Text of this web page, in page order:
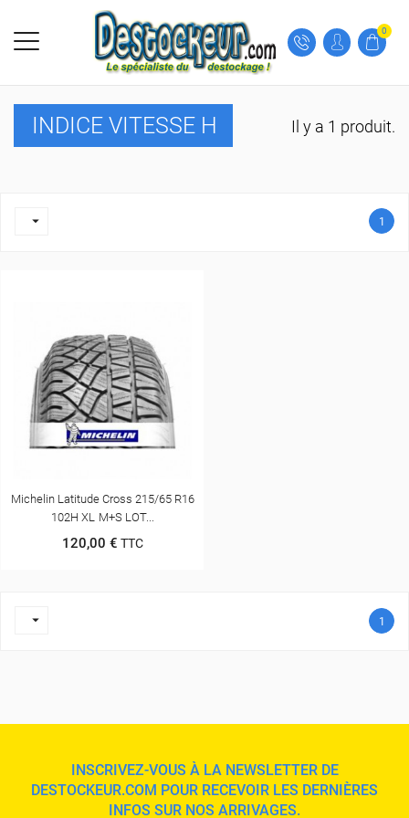
0
INDICE VITESSE H Il y a 1 produit.
 1
Michelin Latitude Cross 215/65 R16
102H XL M+S LOT...
120,00 € TTC
 1
INSCRIVEZ-VOUS À LA NEWSLETTER DE
DESTOCKEUR.COM POUR RECEVOIR LES DERNIÈRES
INFOS SUR NOS ARRIVAGES.